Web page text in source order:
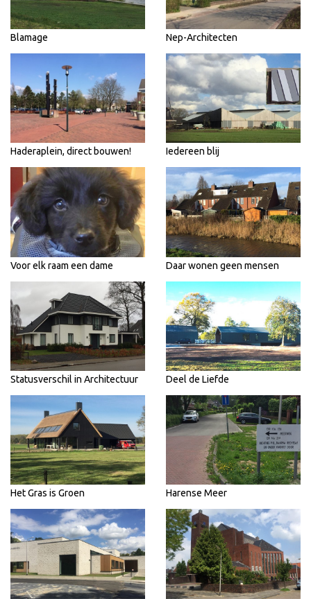
Blamage Nep-Architecten
Haderaplein, direct bouwen! Iedereen blij
Voor elk raam een dame Daar wonen geen mensen
Statusverschil in Architectuur Deel de Liefde
Het Gras is Groen Harense Meer